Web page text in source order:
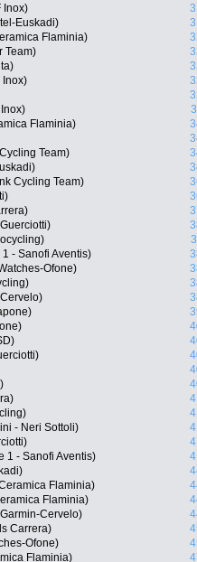
Inox)
Euskadi)
Flaminia)
Team)
Inox)
Flaminia)
Team)
Cycling Team)
- Sanofi Aventis)
Ofone)
- Neri Sottoli)
1 - Sanofi Aventis)
Flaminia)
Flaminia)
Cervelo)
Carrera)
Ofone)
Flaminia)